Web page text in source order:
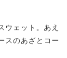
ウェット。あえ
スのあざとコー